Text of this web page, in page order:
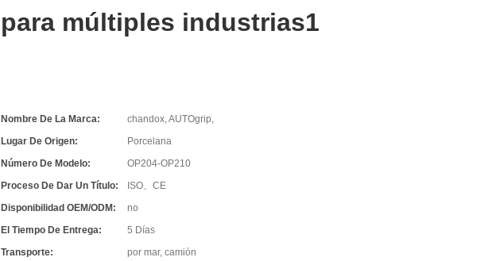
para múltiples industrias1
Nombre De La Marca:
chandox, AUTOgrip,
Lugar De Origen:
Porcelana
Número De Modelo:
OP204-OP210
Proceso De Dar Un Título:
ISO、CE
Disponibilidad OEM/ODM:
no
El Tiempo De Entrega:
5 Días
Transporte:
por mar, camión